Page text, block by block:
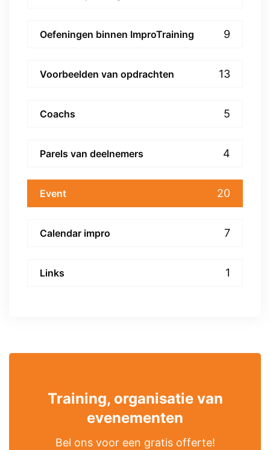
Oefeningen binnen ImproTraining 9
Voorbeelden van opdrachten 13
Coachs 5
Parels van deelnemers 4
Event 20
Calendar impro 7
Links 1
Training, organisatie van
evenementen
Bel ons voor een gratis offerte!